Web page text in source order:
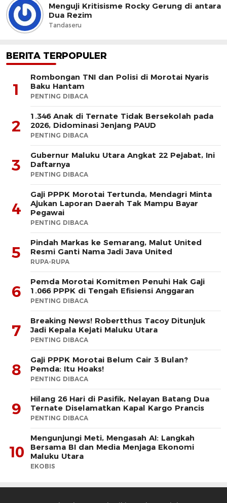
Menguji Kritisisme Rocky Gerung di antara
Dua Rezim
Tandaseru
BERITA TERPOPULER
1
Rombongan TNI dan Polisi di Morotai Nyaris
Baku Hantam
PENTING DIBACA
2
1.346 Anak di Ternate Tidak Bersekolah pada
2026, Didominasi Jenjang PAUD
PENTING DIBACA
3
Gubernur Maluku Utara Angkat 22 Pejabat, Ini
Daftarnya
PENTING DIBACA
4
Gaji PPPK Morotai Tertunda, Mendagri Minta
Ajukan Laporan Daerah Tak Mampu Bayar
Pegawai
PENTING DIBACA
5
Pindah Markas ke Semarang, Malut United
Resmi Ganti Nama Jadi Java United
RUPA-RUPA
6
Pemda Morotai Komitmen Penuhi Hak Gaji
1.066 PPPK di Tengah Efisiensi Anggaran
PENTING DIBACA
7
Breaking News! Robertthus Tacoy Ditunjuk
Jadi Kepala Kejati Maluku Utara
PENTING DIBACA
8
Gaji PPPK Morotai Belum Cair 3 Bulan?
Pemda: Itu Hoaks!
PENTING DIBACA
9
Hilang 26 Hari di Pasifik, Nelayan Batang Dua
Ternate Diselamatkan Kapal Kargo Prancis
PENTING DIBACA
10
Mengunjungi Meti, Mengasah AI: Langkah
Bersama BI dan Media Menjaga Ekonomi
Maluku Utara
EKOBIS